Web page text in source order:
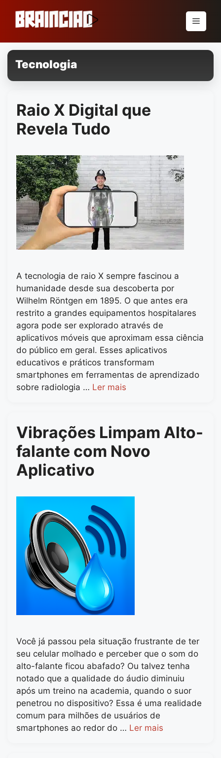
conteúdo
Menu
Tecnologia
Raio X Digital que
Revela Tudo
A tecnologia de raio X sempre fascinou a
humanidade desde sua descoberta por
Wilhelm Röntgen em 1895. O que antes era
restrito a grandes equipamentos hospitalares
agora pode ser explorado através de
aplicativos móveis que aproximam essa ciência
do público em geral. Esses aplicativos
educativos e práticos transformam
smartphones em ferramentas de aprendizado
sobre radiologia … Ler mais
Vibrações Limpam Alto-
falante com Novo
Aplicativo
Você já passou pela situação frustrante de ter
seu celular molhado e perceber que o som do
alto-falante ficou abafado? Ou talvez tenha
notado que a qualidade do áudio diminuiu
após um treino na academia, quando o suor
penetrou no dispositivo? Essa é uma realidade
comum para milhões de usuários de
smartphones ao redor do … Ler mais